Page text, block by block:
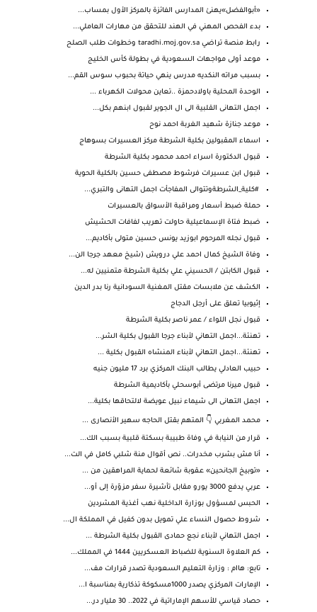
«أبوالفضل»يهنئ المدارس الفائزة بالمركز الأول بمساب...
بدء الفحص المهني في الهند للتحقق من مهارات العاملي...
رابط منصة تراضي taradhi.moj.gov.sa‎ وخطوات طلب الصلح
موعد أولى مواجهات السعودية في بطولة كأس الخليج
بسبب مراته النكديه مدرس ينهي حياتة بحبوب سوس القم...
الوحدة المحلية باولادحمزة ..تعاين محولات الكهرباء ...
اجمل التهانى القلبية الى ال الجوير لقبول ابنهم بكل...
موعد جنازة شهيد الغربة احمد نوح
اسماء المقبولين بكلية الشرطة مركز العسيرات بسوهاج
قبول الدكتورة اسراء احمد محمود بكلية الشرطة
قبول ابن عسيرات فرشوط مصطفى حسين بالكلية الحوية
#كلية_الشرطةوتتوالى المفاجأت اجمل التهانى والتبري...
حملة ضبط أسعار ومراقبة الأسواق بالعسيرات
ضبط فتاة الإسماعيلية حاولت تهريب لفافات الحشيش
قبول نجله المرحوم ابوزيد يونس حسين متولى بأكاديم...
وفاة الشيخ كمال احمد علي درويش (شيخ معهد جرجا الن...
قبول الكابتن / الحسيني علي بكلية الشرطة متمنيين له...
الكشف عن ملابسات مقتل المغنية السودانية رنا بدر الدين
إثيوبيا تعلق على أرجل الدجاج
قبول نجل اللواء / عمر ناصر بكلية الشرطة
تهنئة...اجمل التهاني لأبناء جرجا القبول بكلية الشر...
تهنئة...اجمل التهاني لأبناء المنشاه القبول بكلية ...
حبيب العادلي يطالب البنك المركزي برد 17 مليون جنيه
قبول ميرنا مرتضى أبوسحلي بأكاديمية الشرطة
اجمل التهانى الى شيماء نبيل عويضة لالتحاقها بكلية...
محمد المغربي 👇 المتهم بقتل الحاجه سهير الأنصارى ...
قرار من النيابة في وفاة طبيبة بسكتة قلبية بسبب الك...
أنا مش بشرب مخدرات.. نص أقوال منة شلبي كامل في الت...
«توبيخ الجانحين» عـقوبة شائعة لحماية المراهقين من ...
عربي يدفع 3000 يورو مقابل تأشيرة سفر مزوّرة إلى أو...
الحبس لمسؤول بوزارة الداخلية نهب أغذية المشردين
شروط حصول النساء علي تمويل بدون كفيل في المملكة ال...
اجمل التهاني لأبناء نجع حمادى القبول بكلية الشرطة ...
كم العلاوة السنوية للضباط العسكريين 1444 في المملك...
تابع: هاام : وزارة التعليم السعودية تصدر قرارات مف...
الإمارات المركزي يصدر 1000مسكوكة تذكارية بمناسبة ا...
حصاد قياسي للأسهم الإماراتية في 2022.. 30 مليار در...